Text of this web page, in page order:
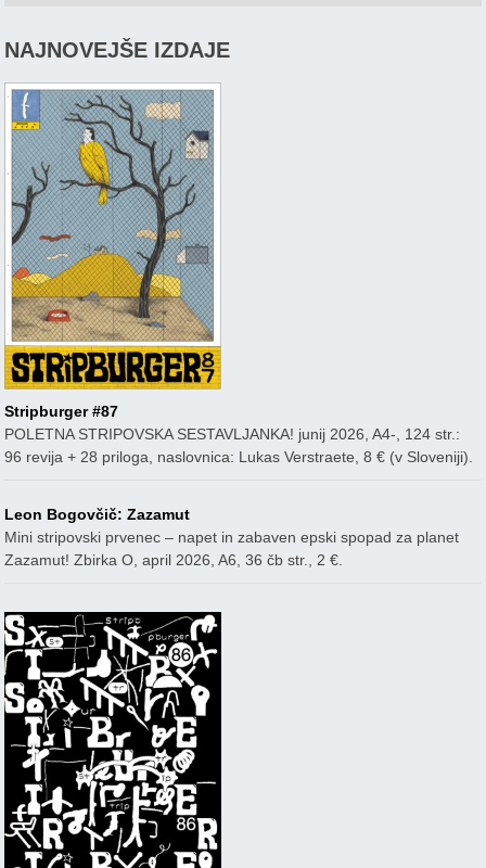
NAJNOVEJŠE IZDAJE
Stripburger #87
POLETNA STRIPOVSKA SESTAVLJANKA! junij 2026, A4-, 124 str.:
96 revija + 28 priloga, naslovnica: Lukas Verstraete, 8 € (v Sloveniji).
Leon Bogovčič: Zazamut
Mini stripovski prvenec – napet in zabaven epski spopad za planet
Zazamut! Zbirka O, april 2026, A6, 36 čb str., 2 €.